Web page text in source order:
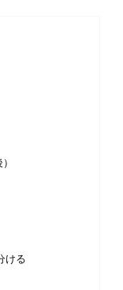
ける